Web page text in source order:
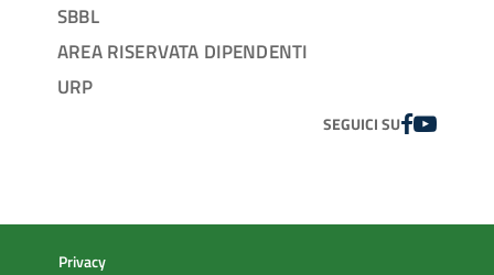
SBBL
AREA RISERVATA DIPENDENTI
URP
SEGUICI SUFACEBOOK
YOUTUBE
Privacy